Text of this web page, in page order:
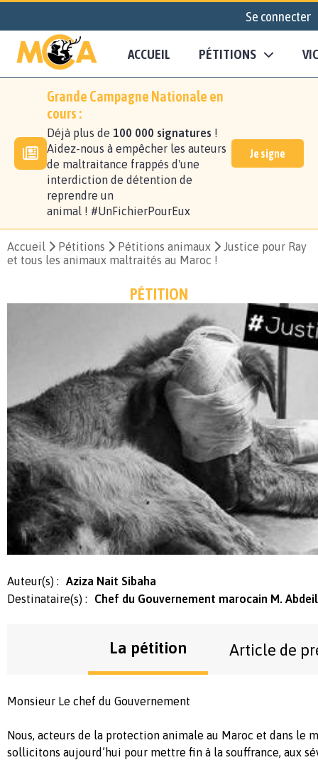
Se connecter
ACCUEIL PÉTITIONS
Grande Campagne Nationale en
cours :
Déjà plus de 100 000 signatures !
Aidez-nous à empêcher les auteurs
de maltraitance frappés d'une
interdiction de détention de
reprendre un
animal ! #UnFichierPourEux
Je signe
Accueil Pétitions Pétitions animaux
Justice pour Ray
et tous les animaux maltraités au Maroc !
PÉTITION
Auteur(s) :
Aziza Nait Sibaha
Destinataire(s) :
Chef du Gouvernement marocain M.
La pétition Article de
Monsieur Le chef du Gouvernement
Nous, acteurs de la protection animale au Maroc et dans le
sollicitons aujourd’hui pour mettre fin à la souffrance, aux